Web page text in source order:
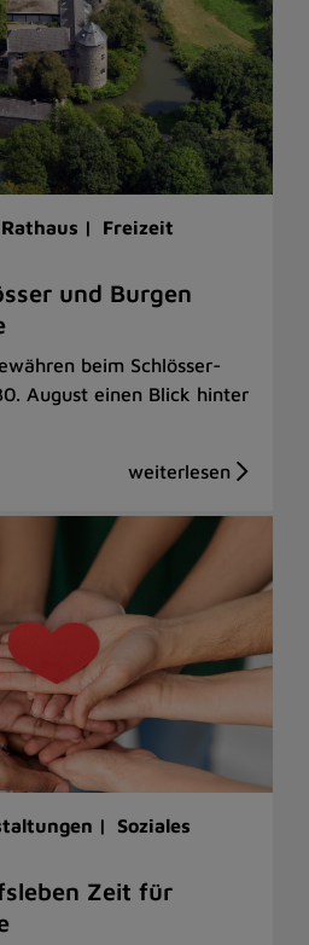
Rathaus | Freizeit
und Burgen
beim Schlösser-
August einen Blick hinter
| Soziales
Zeit für